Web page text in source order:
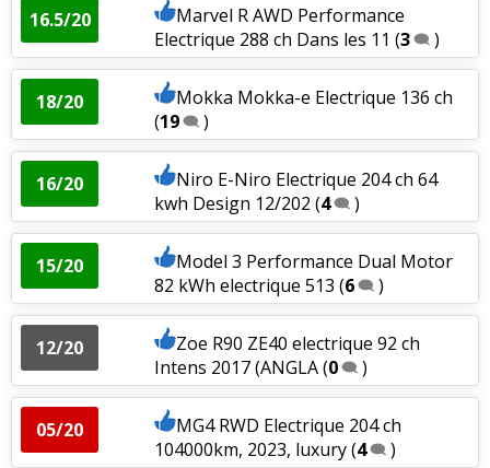
16.5/20
Marvel R AWD Performance
Electrique 288 ch Dans les 11 (3 )
18/20
Mokka Mokka-e Electrique 136 ch
(19 )
16/20
Niro E-Niro Electrique 204 ch 64
kwh Design 12/202 (4 )
15/20
Model 3 Performance Dual Motor
82 kWh electrique 513 (6 )
12/20
Zoe R90 ZE40 electrique 92 ch
Intens 2017 (ANGLA(0 )
05/20
MG4 RWD Electrique 204 ch
104000km, 2023, luxury(4 )